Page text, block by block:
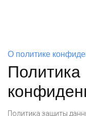
О политике
Политика
Политика защиты